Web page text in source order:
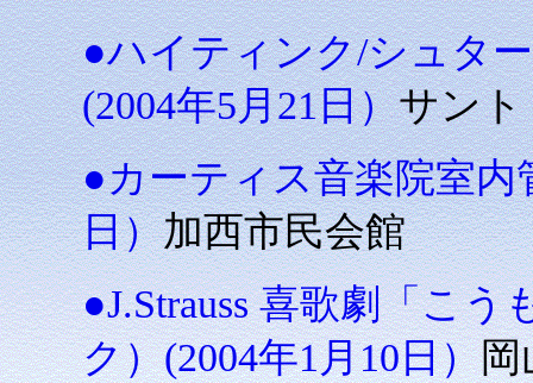
●ハイティンク/シュタ
(2004年5月21日）サン
●カーティス音楽院室内
日）加西市民会館
●J.Strauss 喜歌劇「こ
ク）(2004年1月10日）岡